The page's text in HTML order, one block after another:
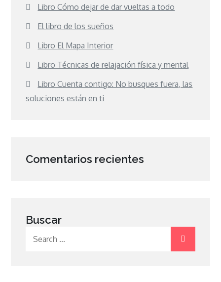
Libro Cómo dejar de dar vueltas a todo
El libro de los sueños
Libro El Mapa Interior
Libro Técnicas de relajación física y mental
Libro Cuenta contigo: No busques fuera, las
soluciones están en ti
Comentarios recientes
Buscar